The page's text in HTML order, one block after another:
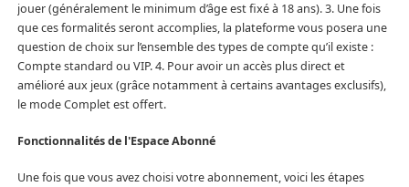
jouer (généralement le minimum d’âge est fixé à 18 ans). 3. Une fois
que ces formalités seront accomplies, la plateforme vous posera une
question de choix sur l’ensemble des types de compte qu’il existe :
Compte standard ou VIP. 4. Pour avoir un accès plus direct et
amélioré aux jeux (grâce notamment à certains avantages exclusifs),
le mode Complet est offert.
Fonctionnalités de l'Espace Abonné
Une fois que vous avez choisi votre abonnement, voici les étapes